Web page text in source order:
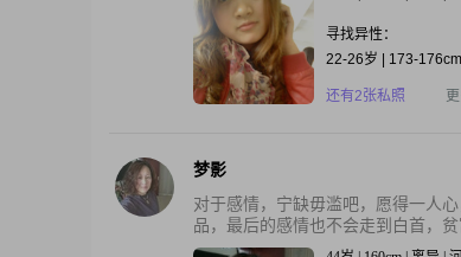
寻找异性：
22-26岁 | 173-
还有2张私照
梦影
对于感情，宁缺毋滥吧，愿得一人
品，最后的感情也不会走到白首，